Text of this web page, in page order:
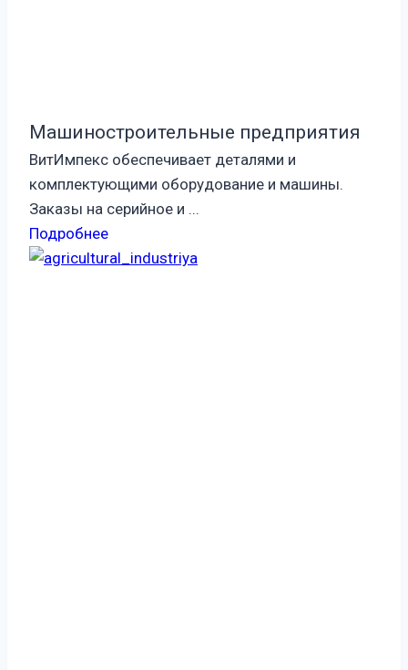
Машиностроительные предприятия
ВитИмпекс обеспечивает деталями и
комплектующими оборудование и машины.
Заказы на серийное и ...
Подробнее